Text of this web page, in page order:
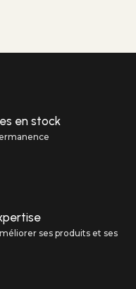
en stock
ses produits et ses